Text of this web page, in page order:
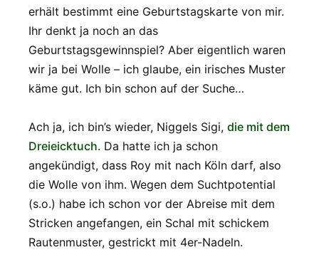
erhält bestimmt eine Geburtstagskarte von mir.
Ihr denkt ja noch an das
Geburtstagsgewinnspiel? Aber eigentlich waren
wir ja bei Wolle – ich glaube, ein irisches Muster
käme gut. Ich bin schon auf der Suche…
Ach ja, ich bin’s wieder, Niggels Sigi, die mit dem
Dreieicktuch. Da hatte ich ja schon
angekündigt, dass Roy mit nach Köln darf, also
die Wolle von ihm. Wegen dem Suchtpotential
(s.o.) habe ich schon vor der Abreise mit dem
Stricken angefangen, ein Schal mit schickem
Rautenmuster, gestrickt mit 4er-Nadeln.